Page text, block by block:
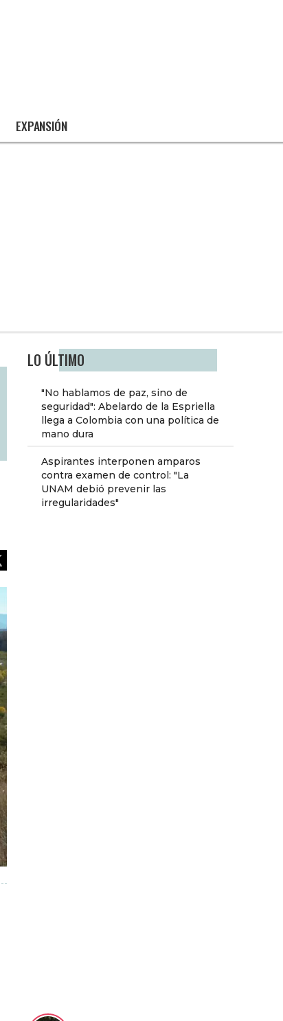
EXPANSIÓN
LO ÚLTIMO
"No hablamos de paz, sino de
seguridad": Abelardo de la Espriella
llega a Colombia con una política de
mano dura
Aspirantes interponen amparos
contra examen de control: "La
UNAM debió prevenir las
irregularidades"